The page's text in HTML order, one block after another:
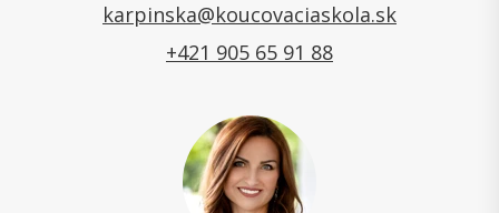
karpinska@koucovaciaskola.sk
+421 905 65 91 88